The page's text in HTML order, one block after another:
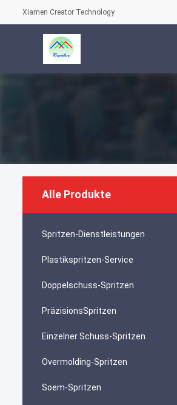
Xiamen Creator Technology
Alle Produkte
Spritzen-Dienstleistungen
Plastikspritzen-Service
Doppelschuss-Spritzen
PräzisionsSpritzen
Einzelner Schuss-Spritzen
Overmolding-Spritzen
Soem-Spritzen